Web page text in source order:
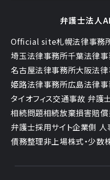
弁護士法人
Official site札幌法律事務
埼玉法律事務所千葉法律
名古屋法律事務所大阪法
姫路法律事務所広島法律
タイオフィス交通事故 弁護
相続問題相続放棄損害賠償
弁護士採用サイト企業側 人
債務整理非上場株式・少数